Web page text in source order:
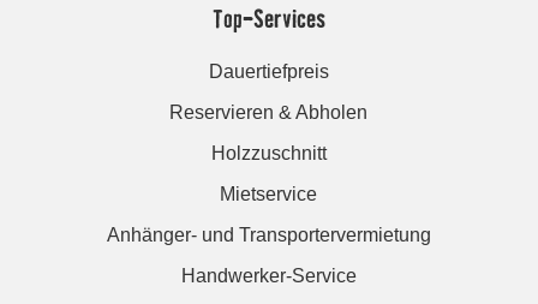
Top-Services
Dauertiefpreis
Reservieren & Abholen
Holzzuschnitt
Mietservice
Anhänger- und Transportervermietung
Handwerker-Service